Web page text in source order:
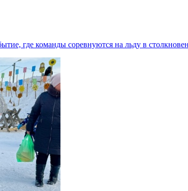
где команды соревнуются на льду в